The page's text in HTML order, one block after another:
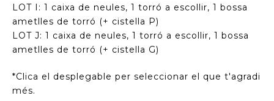
LOT I: 1 caixa de neules, 1 torró a escollir, 1 bossa
ametlles de torró (+ cistella P)
LOT J: 1 caixa de neules, 1 torró a escollir, 1 bossa
ametlles de torró (+ cistella G)
*Clica el desplegable per seleccionar el que t'agradi
més.